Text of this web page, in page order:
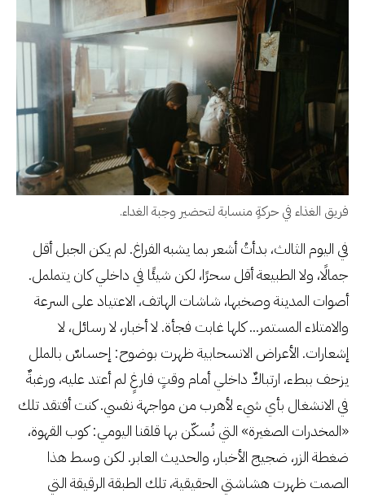
فريق الغذاء في حركةٍ منسابة لتحضير وجبة الغداء.
في اليوم الثالث، بدأتُ أشعر بما يشبه الفراغ. لم يكن الجبل أقل
جمالًا، ولا الطبيعة أقل سحرًا، لكن شيئًا في داخلي كان يتململ.
أصوات المدينة وصخبها، شاشات الهاتف، الاعتياد على السرعة
والامتلاء المستمر... كلها غابت فجأة. لا أخبار، لا رسائل، لا
إشعارات. الأعراض الانسحابية ظهرت بوضوح: إحساسٌ بالملل
يزحف ببطء، ارتباكٌ داخلي أمام وقتٍ فارغٍ لم أعتد عليه، ورغبةٌ
في الانشغال بأي شيء لأهرب من مواجهة نفسي. كنت أفتقد تلك
«المخدرات الصغيرة» التي نُسكّن بها قلقنا اليومي: كوب القهوة،
ضغطة الزر، ضجيج الأخبار، والحديث العابر. لكن وسط هذا
الصمت ظهرت هشاشتي الحقيقية، تلك الطبقة الرقيقة التي